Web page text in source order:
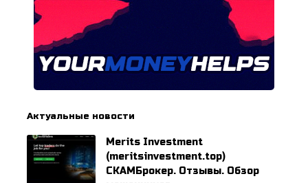
Актуальные новости
Merits Investment
(meritsinvestment.top)
СКАМБрокер. Отзывы. Обзор